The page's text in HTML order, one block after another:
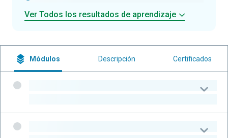
Ver Todos los resultados de aprendizaje
Módulos Descripción Certificados